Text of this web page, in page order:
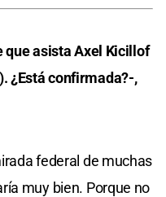
que asista Axel Kicillof
¿Está confirmada?-,
federal de muchas
muy bien. Porque no